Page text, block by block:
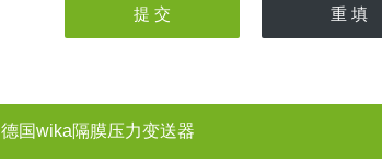
德国wika隔膜压力变送器